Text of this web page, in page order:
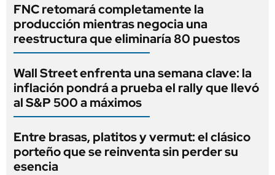
FNC retomará completamente la
producción mientras negocia una
reestructura que eliminaría 80 puestos
Wall Street enfrenta una semana clave: la
inflación pondrá a prueba el rally que llevó
al S&P 500 a máximos
Entre brasas, platitos y vermut: el clásico
porteño que se reinventa sin perder su
esencia